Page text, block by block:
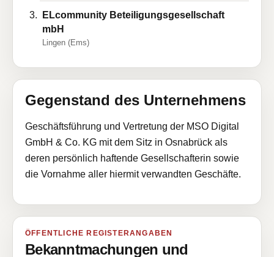
ELcommunity Beteiligungsgesellschaft
mbH
Lingen (Ems)
Gegenstand des Unternehmens
Geschäftsführung und Vertretung der MSO Digital
GmbH & Co. KG mit dem Sitz in Osnabrück als
deren persönlich haftende Gesellschafterin sowie
die Vornahme aller hiermit verwandten Geschäfte.
ÖFFENTLICHE REGISTERANGABEN
Bekanntmachungen und